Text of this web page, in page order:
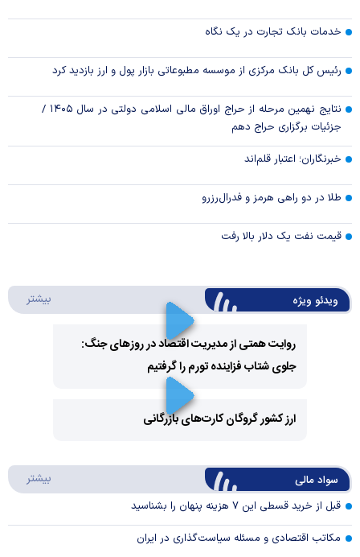
خدمات بانک تجارت در یک نگاه
رئیس کل بانک مرکزی از موسسه مطبوعاتی بازار پول و ارز بازدید کرد
نتایج نهمین مرحله از حراج اوراق مالی اسلامی دولتی در سال ۱۴۰۵ /
جزئیات برگزاری حراج دهم
خبرنگاران؛ اعتبار قلم‌اند
طلا در دو راهی هرمز و فدرال‌رزرو
قیمت نفت یک دلار بالا رفت
ویدئو ویژه بیشتر
Play
Video
روایت همتی از مدیریت اقتصاد در روزهای جنگ:
جلوی شتاب فزاینده تورم را گرفتیم
Video
ارز کشور گروگان کارت‌های بازرگانی
سواد مالی بیشتر
قبل از خرید قسطی این ۷ هزینه پنهان را بشناسید
مکاتب اقتصادی و مسئله سیاست‌گذاری در ایران